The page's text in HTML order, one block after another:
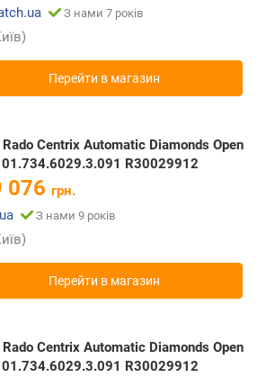
З нами 7 років
Перейти в магазин
Centrix Automatic Diamonds Open
01.734.6029.3.091 R30029912
076 грн.
З нами 9 років
Перейти в магазин
Centrix Automatic Diamonds Open
01.734.6029.3.091 R30029912